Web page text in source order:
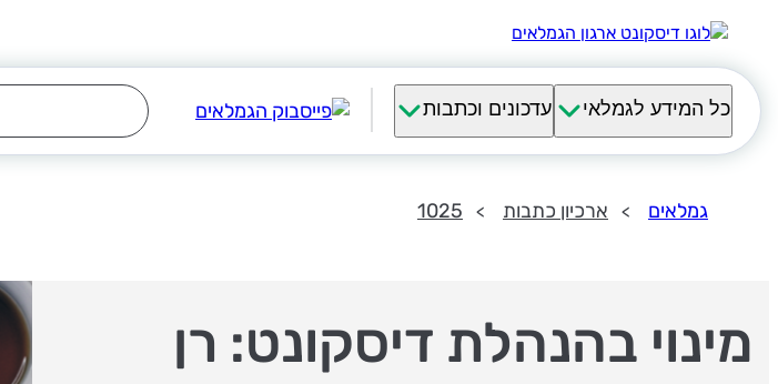
כל המידע לגמלאי עדכונים וכתבות
גמלאים ארכיון כתבות 1025
מינוי בהנהלת דיסקונט: רן